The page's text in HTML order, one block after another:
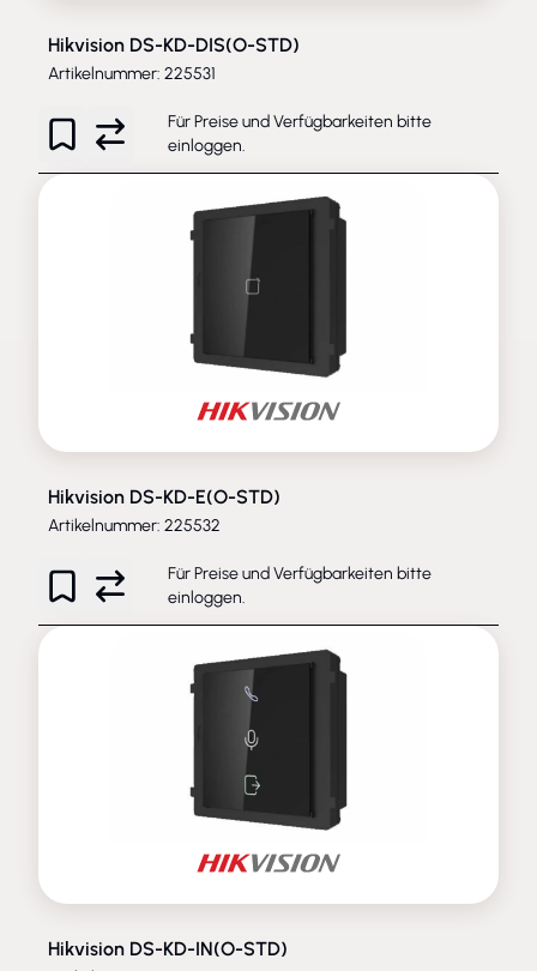
Hikvision DS-KD-DIS(O-STD)
Artikelnummer: 225531
Für Preise und Verfügbarkeiten bitte
einloggen.
Hikvision DS-KD-E(O-STD)
Artikelnummer: 225532
Für Preise und Verfügbarkeiten bitte
einloggen.
Hikvision DS-KD-IN(O-STD)